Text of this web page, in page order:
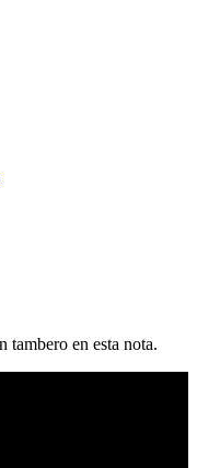
tambero en esta nota.